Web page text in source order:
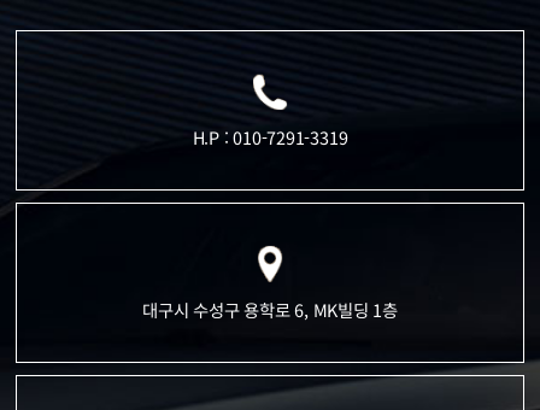
H.P : 010-7291-3319
대구시 수성구 용학로 6, MK빌딩 1층